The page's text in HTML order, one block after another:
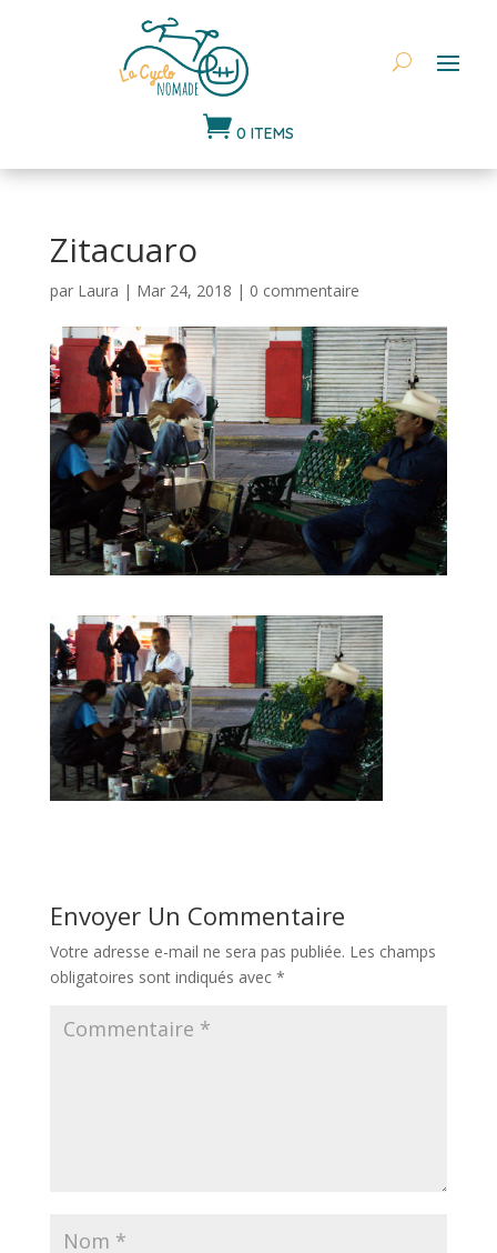
 0 ITEMS
Zitacuaro
par Laura | Mar 24, 2018 | 0 commentaire
Envoyer Un Commentaire
Votre adresse e-mail ne sera pas publiée. Les champs
obligatoires sont indiqués avec *